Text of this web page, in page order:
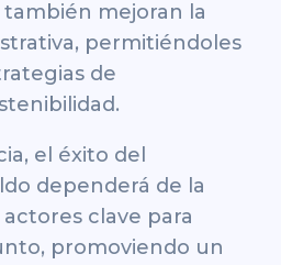
también mejoran la
permitiéndoles
de
el éxito del
dependerá de la
clave para
promoviendo un